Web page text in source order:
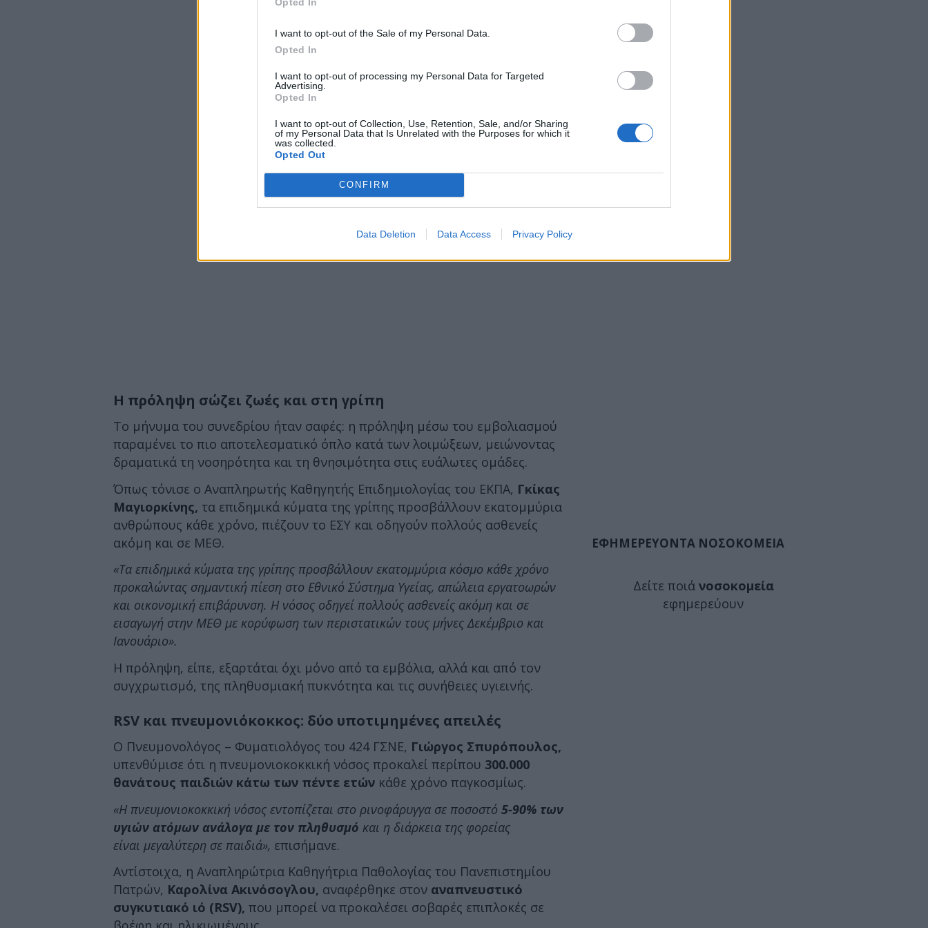
I want to opt-out of the Sale of my Personal Data.
Opted In
I want to opt-out of processing my Personal Data for Targeted
Advertising.
Opted In
I want to opt-out of Collection, Use, Retention, Sale, and/or Sharing
of my Personal Data that Is Unrelated with the Purposes for which it
was collected.
Opted Out
CONFIRM
Data Deletion Data Access Privacy Policy
Η πρόληψη σώζει ζωές και στη γρίπη
Το μήνυμα του συνεδρίου ήταν σαφές: η πρόληψη μέσω του εμβολιασμού
παραμένει το πιο αποτελεσματικό όπλο κατά των λοιμώξεων, μειώνοντας
δραματικά τη νοσηρότητα και τη θνησιμότητα στις ευάλωτες ομάδες.
Όπως τόνισε ο Αναπληρωτής Καθηγητής Επιδημιολογίας του ΕΚΠΑ, Γκίκας
Μαγιορκίνης, τα επιδημικά κύματα της γρίπης προσβάλλουν εκατομμύρια
ανθρώπους κάθε χρόνο, πιέζουν το ΕΣΥ και οδηγούν πολλούς ασθενείς
ακόμη και σε ΜΕΘ.
«Τα επιδημικά κύματα της γρίπης προσβάλλουν εκατομμύρια κόσμο κάθε χρόνο
προκαλώντας σημαντική πίεση στο Εθνικό Σύστημα Υγείας, απώλεια εργατοωρών
και οικονομική επιβάρυνση. Η νόσος οδηγεί πολλούς ασθενείς ακόμη και σε
εισαγωγή στην ΜΕΘ με κορύφωση των περιστατικών τους μήνες Δεκέμβριο και
Ιανουάριο».
Η πρόληψη, είπε, εξαρτάται όχι μόνο από τα εμβόλια, αλλά και από τον
συγχρωτισμό, της πληθυσμιακή πυκνότητα και τις συνήθειες υγιεινής.
RSV και πνευμονιόκοκκος: δύο υποτιμημένες απειλές
Ο Πνευμονολόγος – Φυματιολόγος του 424 ΓΣΝΕ, Γιώργος Σπυρόπουλος,
υπενθύμισε ότι η πνευμονιοκοκκική νόσος προκαλεί περίπου 300.000
θανάτους παιδιών κάτω των πέντε ετών κάθε χρόνο παγκοσμίως.
«Η πνευμονιοκοκκική νόσος εντοπίζεται στο ρινοφάρυγγα σε ποσοστό 5-90% των
υγιών ατόμων ανάλογα με τον πληθυσμό και η διάρκεια της φορείας
είναι μεγαλύτερη σε παιδιά», επισήμανε.
Αντίστοιχα, η Αναπληρώτρια Καθηγήτρια Παθολογίας του Πανεπιστημίου
Πατρών, Καρολίνα Ακινόσογλου, αναφέρθηκε στον αναπνευστικό
συγκυτιακό ιό (RSV), που μπορεί να προκαλέσει σοβαρές επιπλοκές σε
ΕΦΗΜΕΡΕΥΟΝΤΑ ΝΟΣΟΚΟΜΕΙΑ
Δείτε ποιά νοσοκομεία
εφημερεύουν